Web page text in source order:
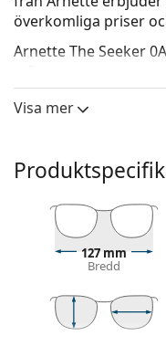
överkomliga priser
Arnette The Seeker
Glasögonram
Runda bågar är
Glasögonramen
som ger hög
exceptionellt
Glasögon med
bågar som består
skalmar. De
stil tack vare sin
Visa mer
127 mm
Bredd